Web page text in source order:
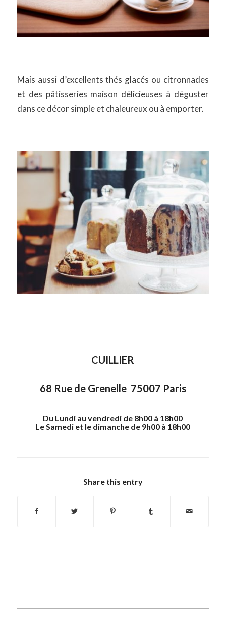
Mais aussi d’excellents thés glacés ou citronnades
et des pâtisseries maison délicieuses à déguster
dans ce décor simple et chaleureux ou à emporter.
CUILLIER
68 Rue de Grenelle 75007 Paris
Du Lundi au vendredi de 8h00 à 18h00
Le Samedi et le dimanche de 9h00 à 18h00
Share this entry